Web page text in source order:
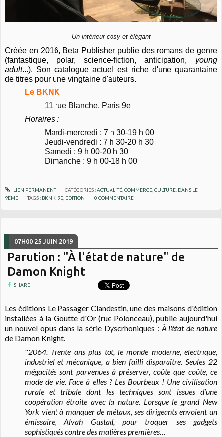
Un intérieur cosy et élégant
Créée en 2016, Beta Publisher publie des romans de genre
(fantastique, polar, science-fiction, anticipation, young
adult...). Son catalogue actuel est riche d'une quarantaine
de titres pour une vingtaine d'auteurs.
Le BKNK
11 rue Blanche, Paris 9e
Horaires :
Mardi-mercredi : 7 h 30-19 h 00
Jeudi-vendredi : 7 h 30-20 h 30
Samedi : 9 h 00-20 h 30
Dimanche : 9 h 00-18 h 00
LIEN PERMANENT CATÉGORIES :ACTUALITÉ, COMMERCE, CULTURE, DANS LE
9ÈME
TAGS : BKNK 9E EDITION 0 COMMENTAIRE
07H00 25 JUIN 2019
Parution : "À l'état de nature" de
Damon Knight
SHARE
Les éditions Le Passager Clandestin, une des maisons d'édition
installées à la Goutte d'Or (rue Polonceau), publie aujourd'hui
un nouvel opus dans la série Dyscrhoniques : À l'état de nature
de Damon Knight.
"2064. Trente ans plus tôt, le monde moderne, électrique,
industriel et mécanique, a bien failli disparaître. Seules 22
mégacités sont parvenues à préserver, coûte que coûte, ce
mode de vie. Face à elles ? Les Bourbeux ! Une civilisation
rurale et tribale dont les techniques sont issues d’une
coopération étroite avec la nature. Lorsque le grand New
York vient à manquer de métaux, ses dirigeants envoient un
émissaire, Alvah Gustad, pour troquer ses gadgets
sophistiqués contre des matières premières…